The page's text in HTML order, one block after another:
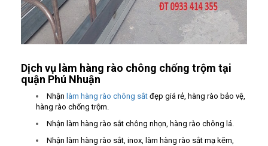
Dịch vụ làm hàng rào chông chống trộm tại
quận Phú Nhuận
Nhận làm hàng rào chông sắt đẹp giá rẻ, hàng rào bảo vệ,
hàng rào chống trộm.
Nhận làm hàng rào sắt chông nhọn, hàng rào chông lá.
Nhận làm hàng rào sắt, inox, làm hàng rào sắt mạ kẽm,